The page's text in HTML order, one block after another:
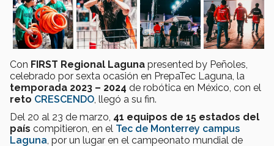
Con FIRST Regional Laguna presented by Peñoles,
celebrado por sexta ocasión en PrepaTec Laguna, la
temporada 2023 – 2024 de robótica en México, con el
reto CRESCENDO , llegó a su fin.
Del 20 al 23 de marzo, 41 equipos de 15 estados del
país compitieron, en el Tec de Monterrey campus
Laguna , por un lugar en el campeonato mundial de